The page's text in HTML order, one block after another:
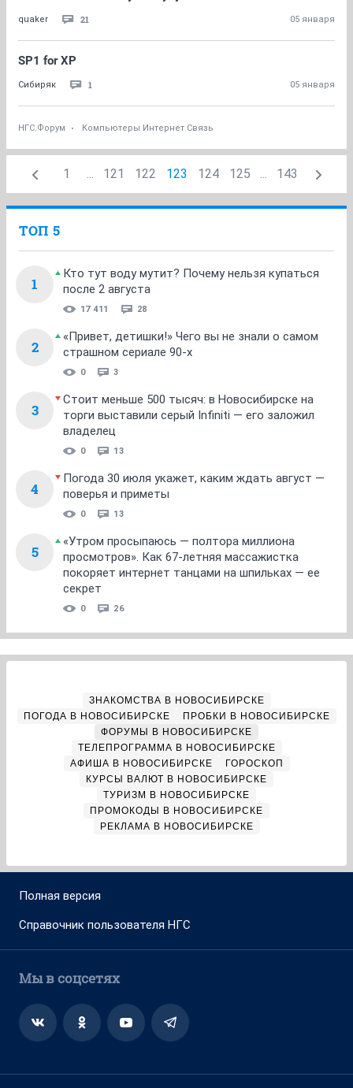
quaker 21 05 января
SP1 for XP
Сибиряк 1 05 января
НГС.Форум Компьютеры Интернет Связь
1 ... 121 122 123 124 125 ... 143
ТОП 5
1
Кто тут воду мутит? Почему нельзя купаться
после 2 августа
17 411 28
2
«Привет, детишки!» Чего вы не знали о самом
страшном сериале 90-х
0 3
3
Стоит меньше 500 тысяч: в Новосибирске на
торги выставили серый Infiniti — его заложил
владелец
0 13
4
Погода 30 июля укажет, каким ждать август —
поверья и приметы
0 13
5
«Утром просыпаюсь — полтора миллиона
просмотров». Как 67-летняя массажистка
покоряет интернет танцами на шпильках — ее
секрет
0 26
ЗНАКОМСТВА В НОВОСИБИРСКЕ
ПОГОДА В НОВОСИБИРСКЕ
ПРОБКИ В НОВОСИБИРСКЕ
ФОРУМЫ В НОВОСИБИРСКЕ
ТЕЛЕПРОГРАММА В НОВОСИБИРСКЕ
АФИША В НОВОСИБИРСКЕ
ГОРОСКОП
КУРСЫ ВАЛЮТ В НОВОСИБИРСКЕ
ТУРИЗМ В НОВОСИБИРСКЕ
ПРОМОКОДЫ В НОВОСИБИРСКЕ
РЕКЛАМА В НОВОСИБИРСКЕ
Полная версия
Справочник пользователя НГС
Мы в соцсетях